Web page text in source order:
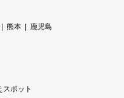
熊本
鹿児島
スポット